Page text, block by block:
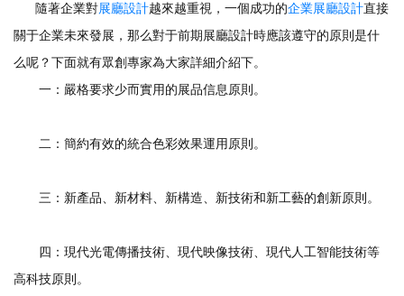
隨著企業對展廳設計越來越重視，一個成功的企業展廳設計直接
關于企業未來發展，那么對于前期展廳設計時應該遵守的原則是什
么呢？下面就有眾創專家為大家詳細介紹下。
一：嚴格要求少而實用的展品信息原則。
二：簡約有效的統合色彩效果運用原則。
三：新產品、新材料、新構造、新技術和新工藝的創新原則。
四：現代光電傳播技術、現代映像技術、現代人工智能技術等
高科技原則。